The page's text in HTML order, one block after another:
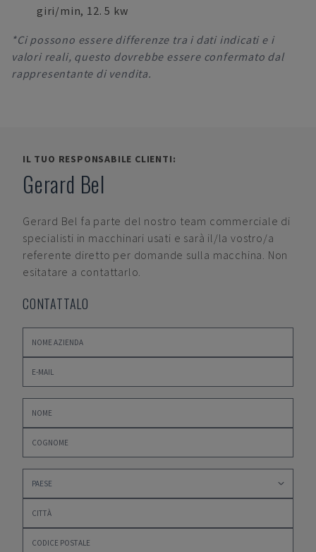
giri/min, 12. 5 kw
*Ci possono essere differenze tra i dati indicati e i
valori reali, questo dovrebbe essere confermato dal
rappresentante di vendita.
IL TUO RESPONSABILE CLIENTI:
Gerard Bel
Gerard Bel fa parte del nostro team commerciale di
specialisti in macchinari usati e sarà il/la vostro/a
referente diretto per domande sulla macchina. Non
esitatare a contattarlo.
CONTATTALO